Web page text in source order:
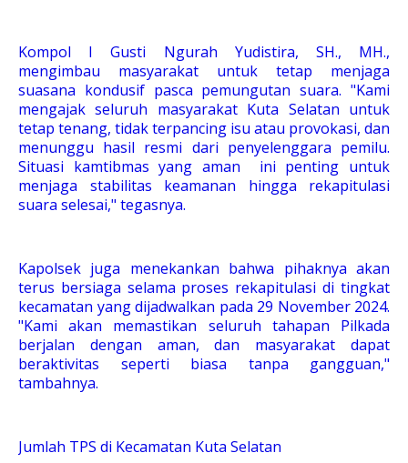
Kompol I Gusti Ngurah Yudistira, SH., MH.,
mengimbau masyarakat untuk tetap menjaga
suasana kondusif pasca pemungutan suara. "Kami
mengajak seluruh masyarakat Kuta Selatan untuk
tetap tenang, tidak terpancing isu atau provokasi, dan
menunggu hasil resmi dari penyelenggara pemilu.
Situasi kamtibmas yang aman ini penting untuk
menjaga stabilitas keamanan hingga rekapitulasi
suara selesai," tegasnya.
Kapolsek juga menekankan bahwa pihaknya akan
terus bersiaga selama proses rekapitulasi di tingkat
kecamatan yang dijadwalkan pada 29 November 2024.
"Kami akan memastikan seluruh tahapan Pilkada
berjalan dengan aman, dan masyarakat dapat
beraktivitas seperti biasa tanpa gangguan,"
tambahnya.
Jumlah TPS di Kecamatan Kuta Selatan